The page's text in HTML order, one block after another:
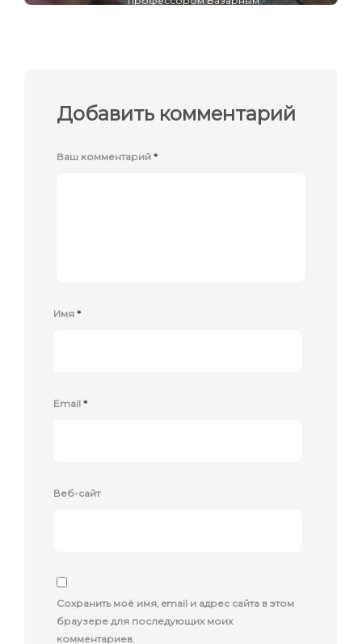
Добавить комментарий
Ваш комментарий *
Имя *
Email *
Веб-сайт
Сохранить моё имя, email и адрес сайта в этом
браузере для последующих моих
комментариев.